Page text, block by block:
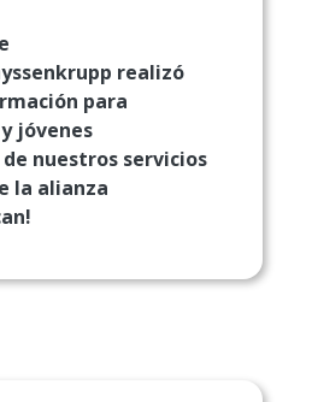
realizó
para
jóvenes
nuestros servicios
la alianza